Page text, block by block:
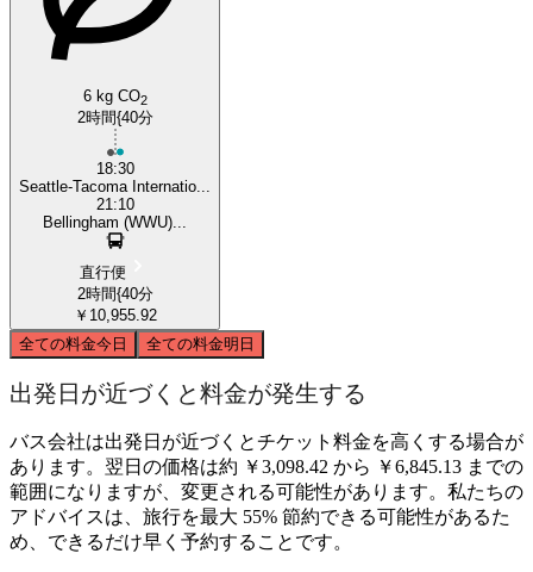
6 kg CO2
2時間{40分
18:30
Seattle-Tacoma Internatio...
21:10
Bellingham (WWU)...
直行便
2時間{40分
￥10,955.92
全ての料金今日 全ての料金明日
出発日が近づくと料金が発生する
バス会社は出発日が近づくとチケット料金を高くする場合が
あります。翌日の価格は約 ￥3,098.42 から ￥6,845.13 までの
範囲になりますが、変更される可能性があります。私たちの
アドバイスは、旅行を最大 55% 節約できる可能性があるた
め、できるだけ早く予約することです。